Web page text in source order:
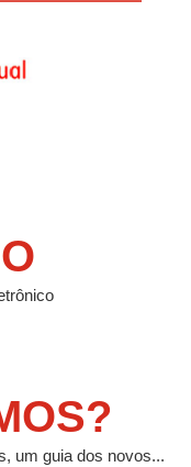
um guia dos novos...